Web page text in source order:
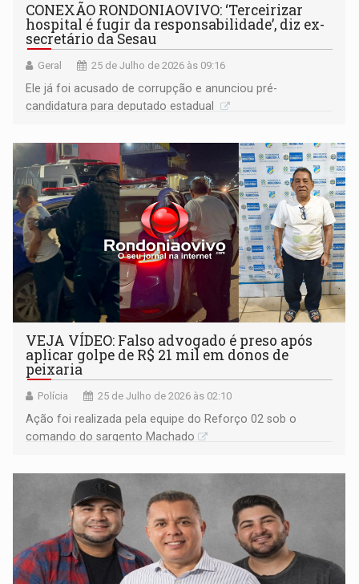
CONEXÃO RONDONIAOVIVO: ‘Terceirizar
hospital é fugir da responsabilidade’, diz ex-
secretário da Sesau
Geral 25 de Julho de 2026 às 09:16
Ele já foi acusado de corrupção e anunciou pré-
candidatura para deputado estadual
VEJA VÍDEO: Falso advogado é preso após
aplicar golpe de R$ 21 mil em donos de
peixaria
Polícia 25 de Julho de 2026 às 02:10
Ação foi realizada pela equipe do Reforço 02 sob o
comando do sargento Machado